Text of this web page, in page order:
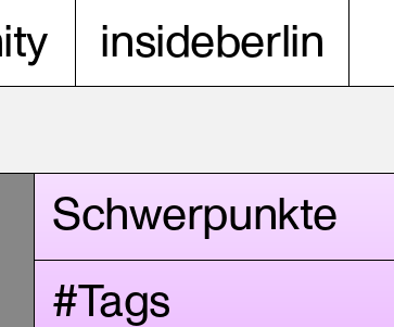
insideberlin
Schwerpunkte
#Tags